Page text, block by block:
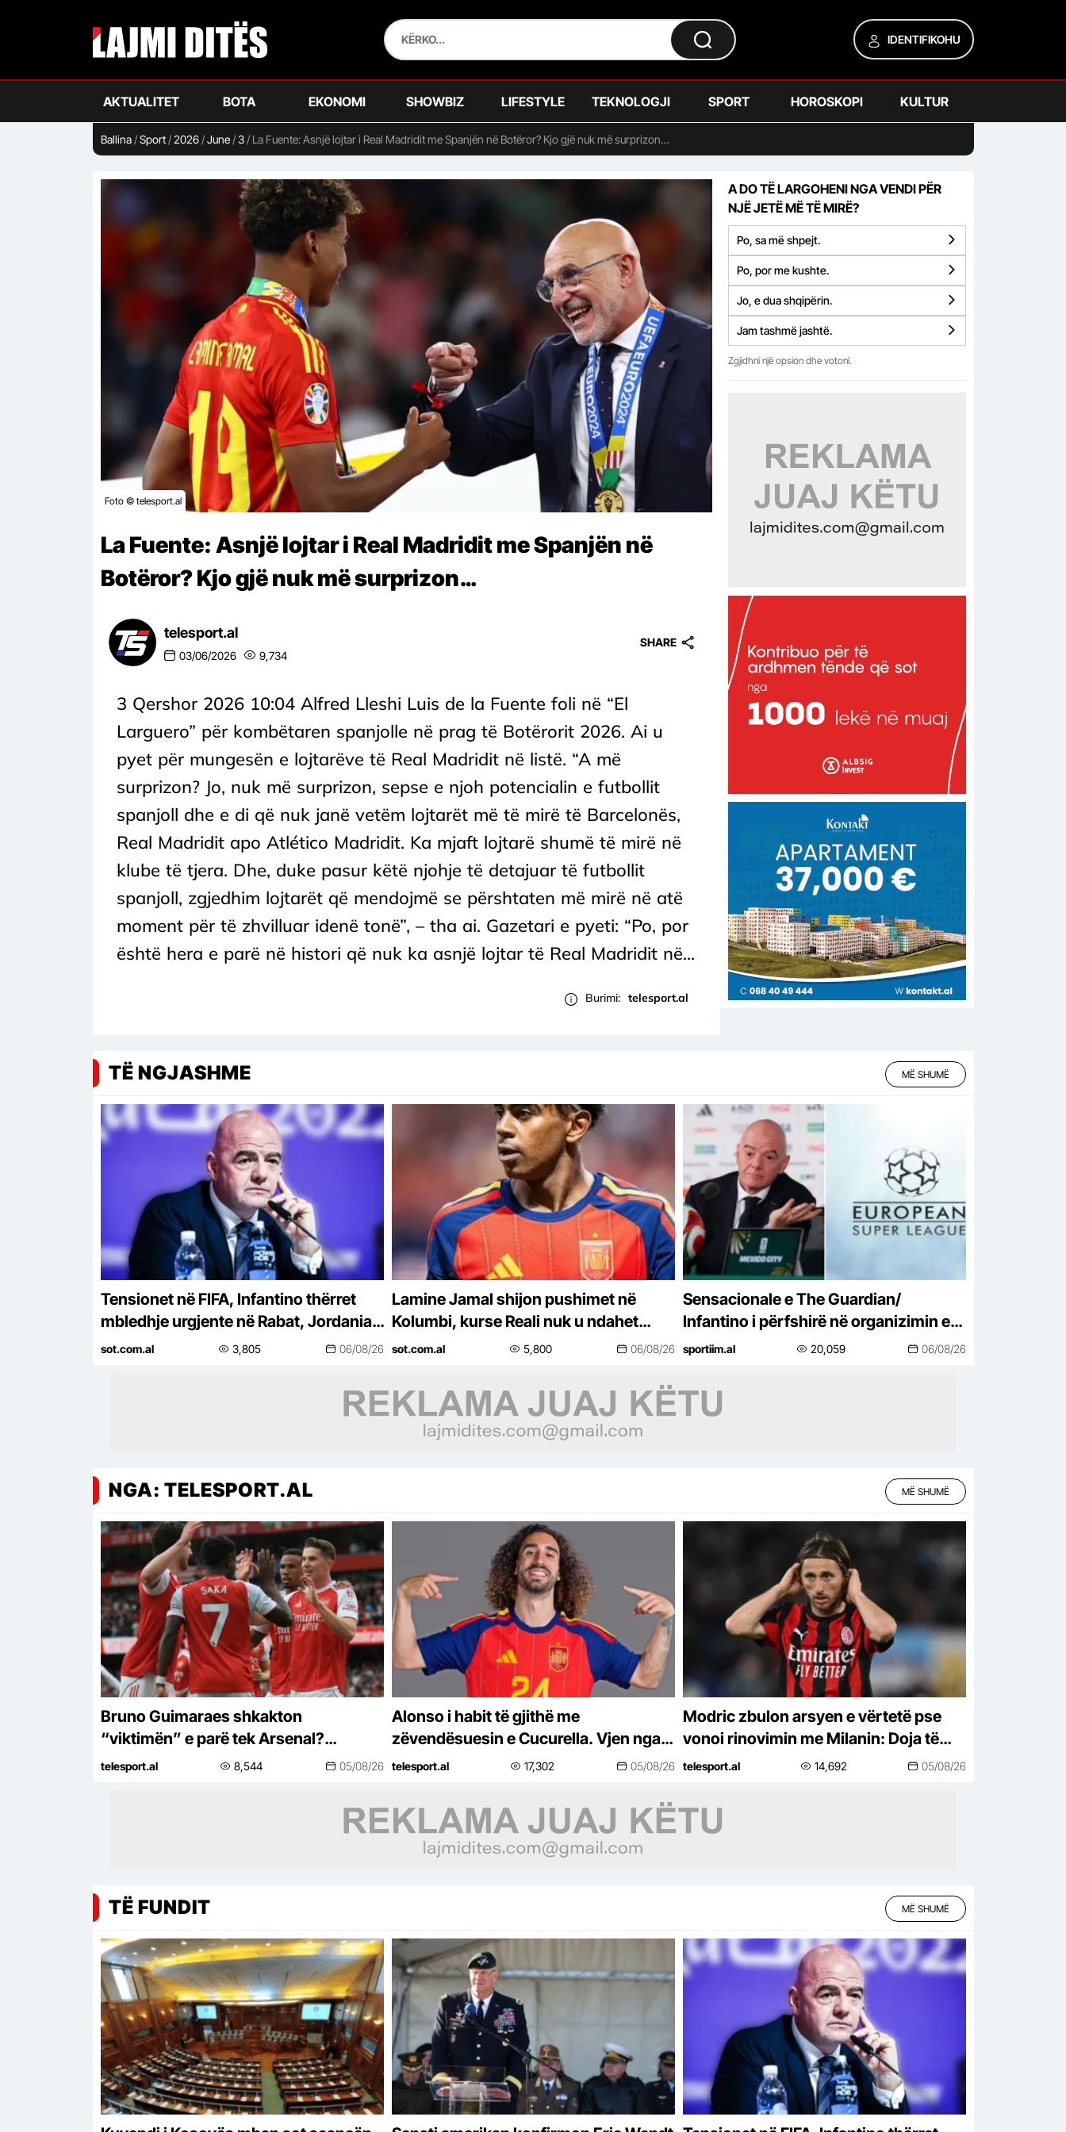
IDENTIFIKOHU
AKTUALITET BOTA EKONOMI SHOWBIZ LIFESTYLE TEKNOLOGJI SPORT HOROSKOPI KULTUR
Ballina/Sport/2026/June/3/ La Fuente: Asnjë lojtar i Real Madridit me Spanjën në Botëror? Kjo gjë nuk më surprizon…
Foto © telesport.al
La Fuente: Asnjë lojtar i Real Madridit me Spanjën në
Botëror? Kjo gjë nuk më surprizon…
telesport.al
03/06/2026 9,734
SHARE
3 Qershor 2026 10:04 Alfred Lleshi Luis de la Fuente foli në “El
Larguero” për kombëtaren spanjolle në prag të Botërorit 2026. Ai u
pyet për mungesën e lojtarëve të Real Madridit në listë. “A më
surprizon? Jo, nuk më surprizon, sepse e njoh potencialin e futbollit
spanjoll dhe e di që nuk janë vetëm lojtarët më të mirë të Barcelonës,
Real Madridit apo Atlético Madridit. Ka mjaft lojtarë shumë të mirë në
klube të tjera. Dhe, duke pasur këtë njohje të detajuar të futbollit
spanjoll, zgjedhim lojtarët që mendojmë se përshtaten më mirë në atë
moment për të zhvilluar idenë tonë”, – tha ai. Gazetari e pyeti: “Po, por
është hera e parë në histori që nuk ka asnjë lojtar të Real Madridit në...
Burimi: telesport.al
A DO TË LARGOHENI NGA VENDI PËR
NJË JETË MË TË MIRË?
Po, sa më shpejt.
Po, por me kushte.
Jo, e dua shqipërin.
Jam tashmë jashtë.
Zgjidhni një opsion dhe votoni.
TË NGJASHME MË SHUMË
Tensionet në FIFA, Infantino thërret
mbledhje urgjente në Rabat, Jordania
akuzon për shantazh
sot.com.al 3,805 06/08/26
Lamine Jamal shijon pushimet në
Kolumbi, kurse Reali nuk u ndahet
blerjeve të bujshme
sot.com.al 5,800 06/08/26
Sensacionale e The Guardian/
Infantino i përfshirë në organizimin e
Super Ligës
sportiim.al 20,059 06/08/26
NGA: TELESPORT.AL MË SHUMË
Bruno Guimaraes shkakton
“viktimën” e parë tek Arsenal?
Chelsea gati të përfitojë
telesport.al 8,544 05/08/26
Alonso i habit të gjithë me
zëvendësuesin e Cucurella. Vjen nga
La Liga dhe do të kushtojë vetëm 19
telesport.al 17,302 05/08/26
Modric zbulon arsyen e vërtetë pse
vonoi rinovimin me Milanin: Doja të
dëgjoja atë më parë…
telesport.al 14,692 05/08/26
TË FUNDIT MË SHUMË